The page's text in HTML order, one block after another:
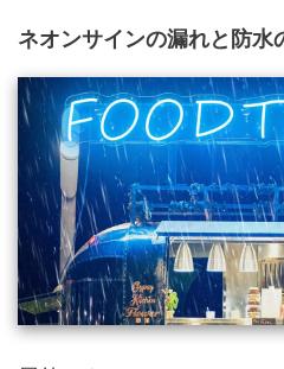
ネオンサインの漏れと防水